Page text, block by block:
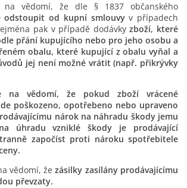
na vědomí, že dle § 1837 občanského
odstoupit od kupní smlouvyv případech
pak v případě dodávkyzboží, které
přání kupujícího nebo pro jeho osobu a
obalu, které kupující z obalu vyňal a
jej není možné vrátit (např. přikrývky
na vědomí, že pokud zboží vrácené
poškozeno, opotřebeno nebo upraveno
nárok na náhradu škody jemu
úhradu vzniklé škody je prodávající
započíst proti nároku spotřebitele
vědomí, žezásilky zasílány prodávajícímu
převzaty.